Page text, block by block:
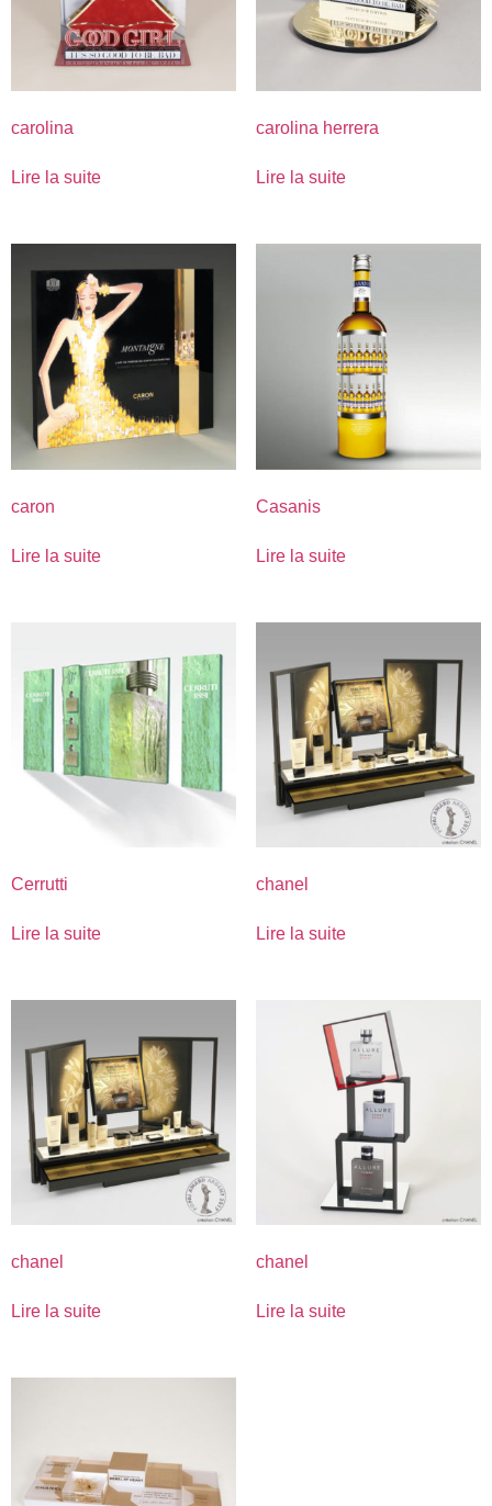
carolina
Lire la suite
carolina herrera
Lire la suite
caron
Lire la suite
Casanis
Lire la suite
Cerrutti
Lire la suite
chanel
Lire la suite
chanel
Lire la suite
chanel
Lire la suite